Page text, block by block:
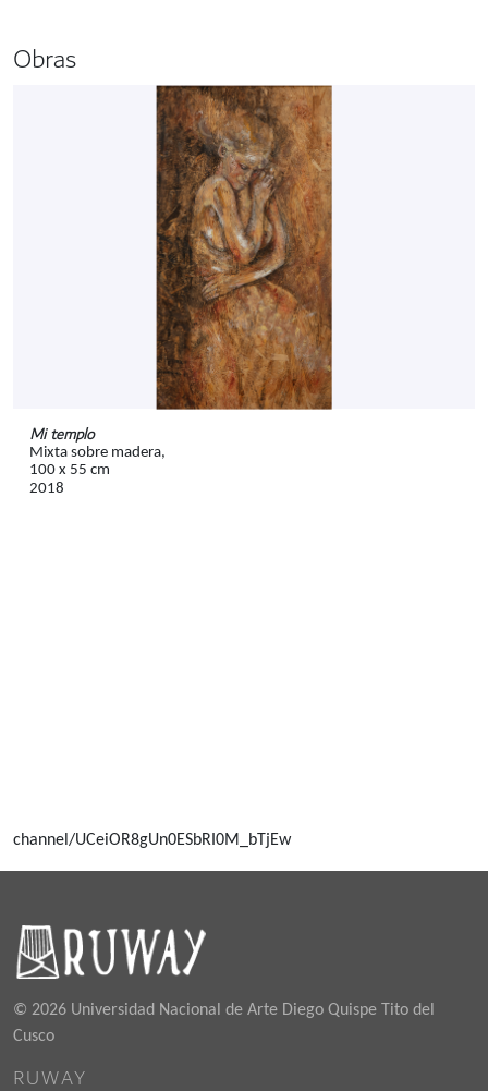
Obras
Mi templo
Mixta sobre madera,
100 x 55 cm
2018
channel/UCeiOR8gUn0ESbRI0M_bTjEw
© 2026 Universidad Nacional de Arte Diego Quispe Tito del
Cusco
RUWAY